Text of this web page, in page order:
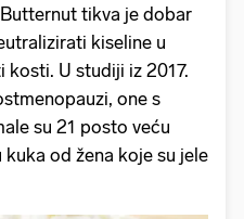
tikva je dobar
kiseline u
U studiji iz 2017.
one s
su 21 posto veću
od žena koje su jele